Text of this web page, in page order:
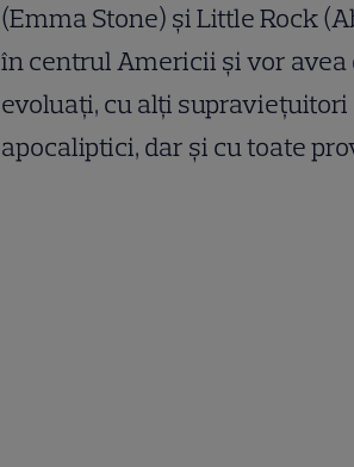
(Emma Stone) și Little Rock
în centrul Americii și vor avea
evoluați, cu alți
apocaliptici, dar și cu toate